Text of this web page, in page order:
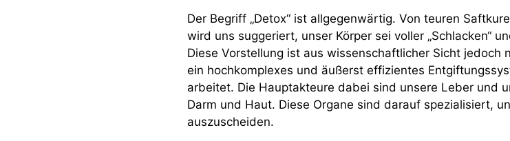
Der Begriff „Detox“ ist allgegenwärtig. Von teuren
wird uns suggeriert, unser Körper sei voller „Schlacken“
Diese Vorstellung ist aus wissenschaftlicher Sicht jedoch
ein hochkomplexes und äußerst effizientes
arbeitet. Die Hauptakteure dabei sind unsere Leber und
Darm und Haut. Diese Organe sind darauf spezialisiert,
auszuscheiden.